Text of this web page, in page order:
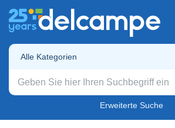
Alle Kategorien
Erweiterte Suche